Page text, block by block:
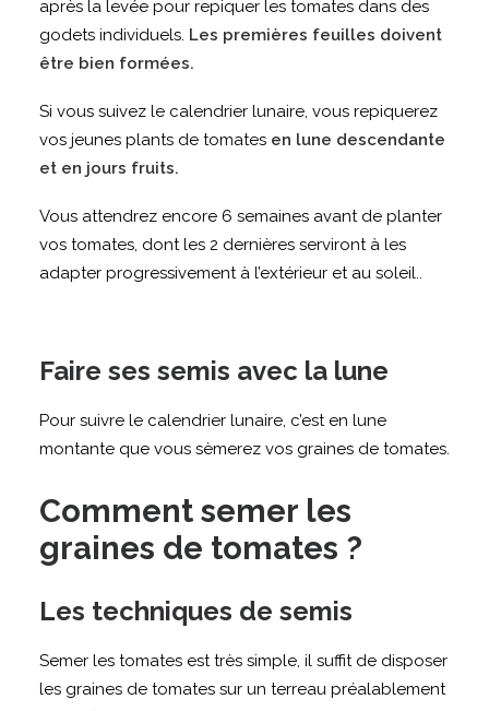
après la levée pour repiquer les tomates dans des
godets individuels. Les premières feuilles doivent
être bien formées.
Si vous suivez le calendrier lunaire, vous repiquerez
vos jeunes plants de tomates en lune descendante
et en jours fruits.
Vous attendrez encore 6 semaines avant de planter
vos tomates, dont les 2 dernières serviront à les
adapter progressivement à l’extérieur et au soleil..
Faire ses semis avec la lune
Pour suivre le calendrier lunaire, c’est en lune
montante que vous sèmerez vos graines de tomates.
Comment semer les
graines de tomates ?
Les techniques de semis
Semer les tomates est très simple, il suffit de disposer
les graines de tomates sur un terreau préalablement